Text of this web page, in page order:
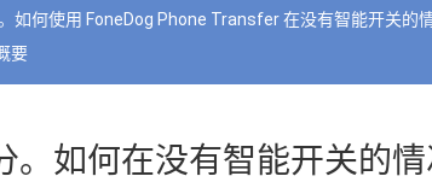
如何使用 FoneDog Phone Transfer 在没有智能开关的
要
。如何在没有智能开关的